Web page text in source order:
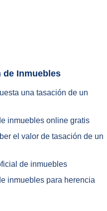
una tasación de un
inmuebles online gratis
el valor de tasación de un
de inmuebles
inmuebles para herencia